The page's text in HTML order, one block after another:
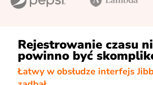
Rejestrowanie czasu
powinno być
Łatwy w obsłudze interfejs